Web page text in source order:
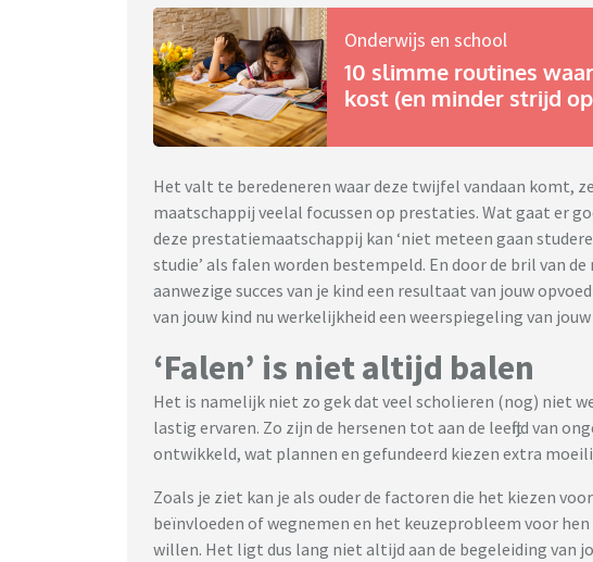
Onderwijs en school
10 slimme routines
kost (en minder strijd
Het valt te beredeneren waar deze twijfel vandaan komt,
maatschappij veelal focussen op prestaties. Wat gaat er
deze prestatiemaatschappij kan ‘niet meteen gaan
studie’ als falen worden bestempeld. En door de bril van
aanwezige succes van je kind een resultaat van jouw
van jouw kind nu werkelijkheid een weerspiegeling van
‘Falen’ is niet altijd balen
Het is namelijk niet zo gek dat veel scholieren (nog) niet
lastig ervaren. Zo zijn de hersenen tot aan de leeftijd van
ontwikkeld, wat plannen en gefundeerd kiezen extra
Zoals je ziet kan je als ouder de factoren die het kiezen
beïnvloeden of wegnemen en het keuzeprobleem voor
willen. Het ligt dus lang niet altijd aan de begeleiding van